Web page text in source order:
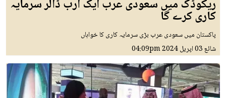
ریکوڈک میں سعودی عرب ایک ارب ڈالر سرمایہ
کاری کرے گا
پاکستان میں سعودی عرب بڑی سرمایہ کاری کا خواہاں
شائع03 اپريل 2024 04:09pm